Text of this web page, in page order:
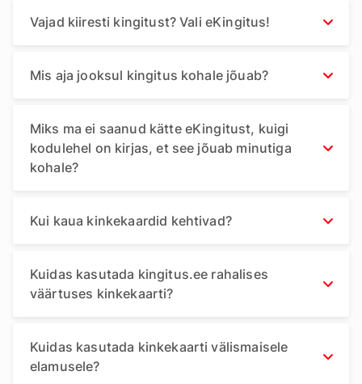
Vajad kiiresti kingitust? Vali eKingitus!
Mis aja jooksul kingitus kohale jõuab?
Miks ma ei saanud kätte eKingitust, kuigi
kodulehel on kirjas, et see jõuab minutiga
kohale?
Kui kaua kinkekaardid kehtivad?
Kuidas kasutada kingitus.ee rahalises
väärtuses kinkekaarti?
Kuidas kasutada kinkekaarti välismaisele
elamusele?